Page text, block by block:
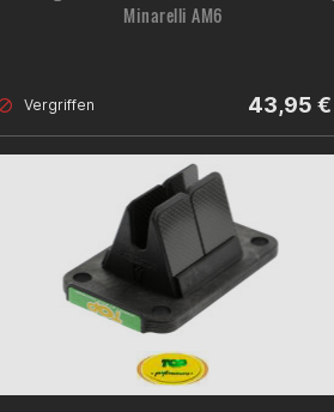
Minarelli AM6
Vergriffen 43,95